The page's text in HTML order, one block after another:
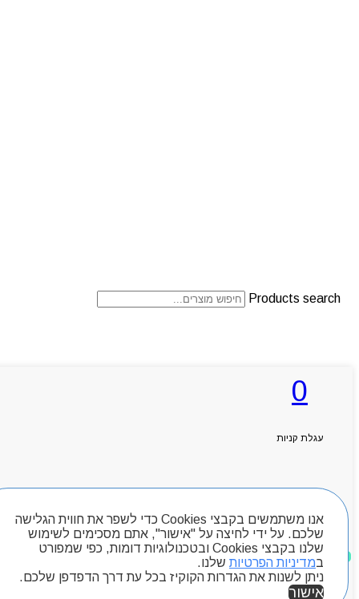
אנו משתמשים בקבצי Cookies כדי לשפר את חווית הגלישה
שלכם. על ידי לחיצה על "אישור", אתם מסכימים לשימוש
שלנו בקבצי Cookies ובטכנולוגיות דומות, כפי שמפורט
במדיניות הפרטיות שלנו.
ניתן לשנות את הגדרות הקוקיז בכל עת דרך הדפדפן שלכם.
אישור
0
עגלת קניות
חיפוש מוצרים
מוצרים שאהבתי
Products search
אודותניו
קטלוג מוצרים
מותגים